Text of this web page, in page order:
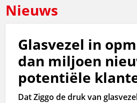
Nieuws
Glasvezel in
dan miljoen
potentiële
Dat Ziggo de druk van